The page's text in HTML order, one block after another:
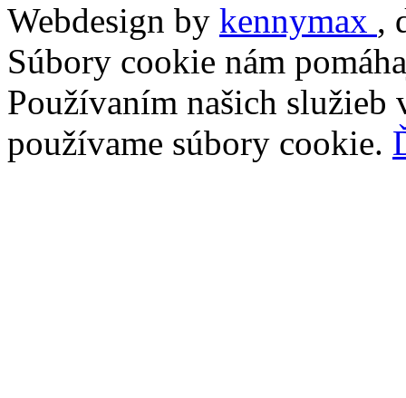
Webdesign by kennymax ,
Súbory cookie nám
Používaním našich služieb
používame súbory cookie.